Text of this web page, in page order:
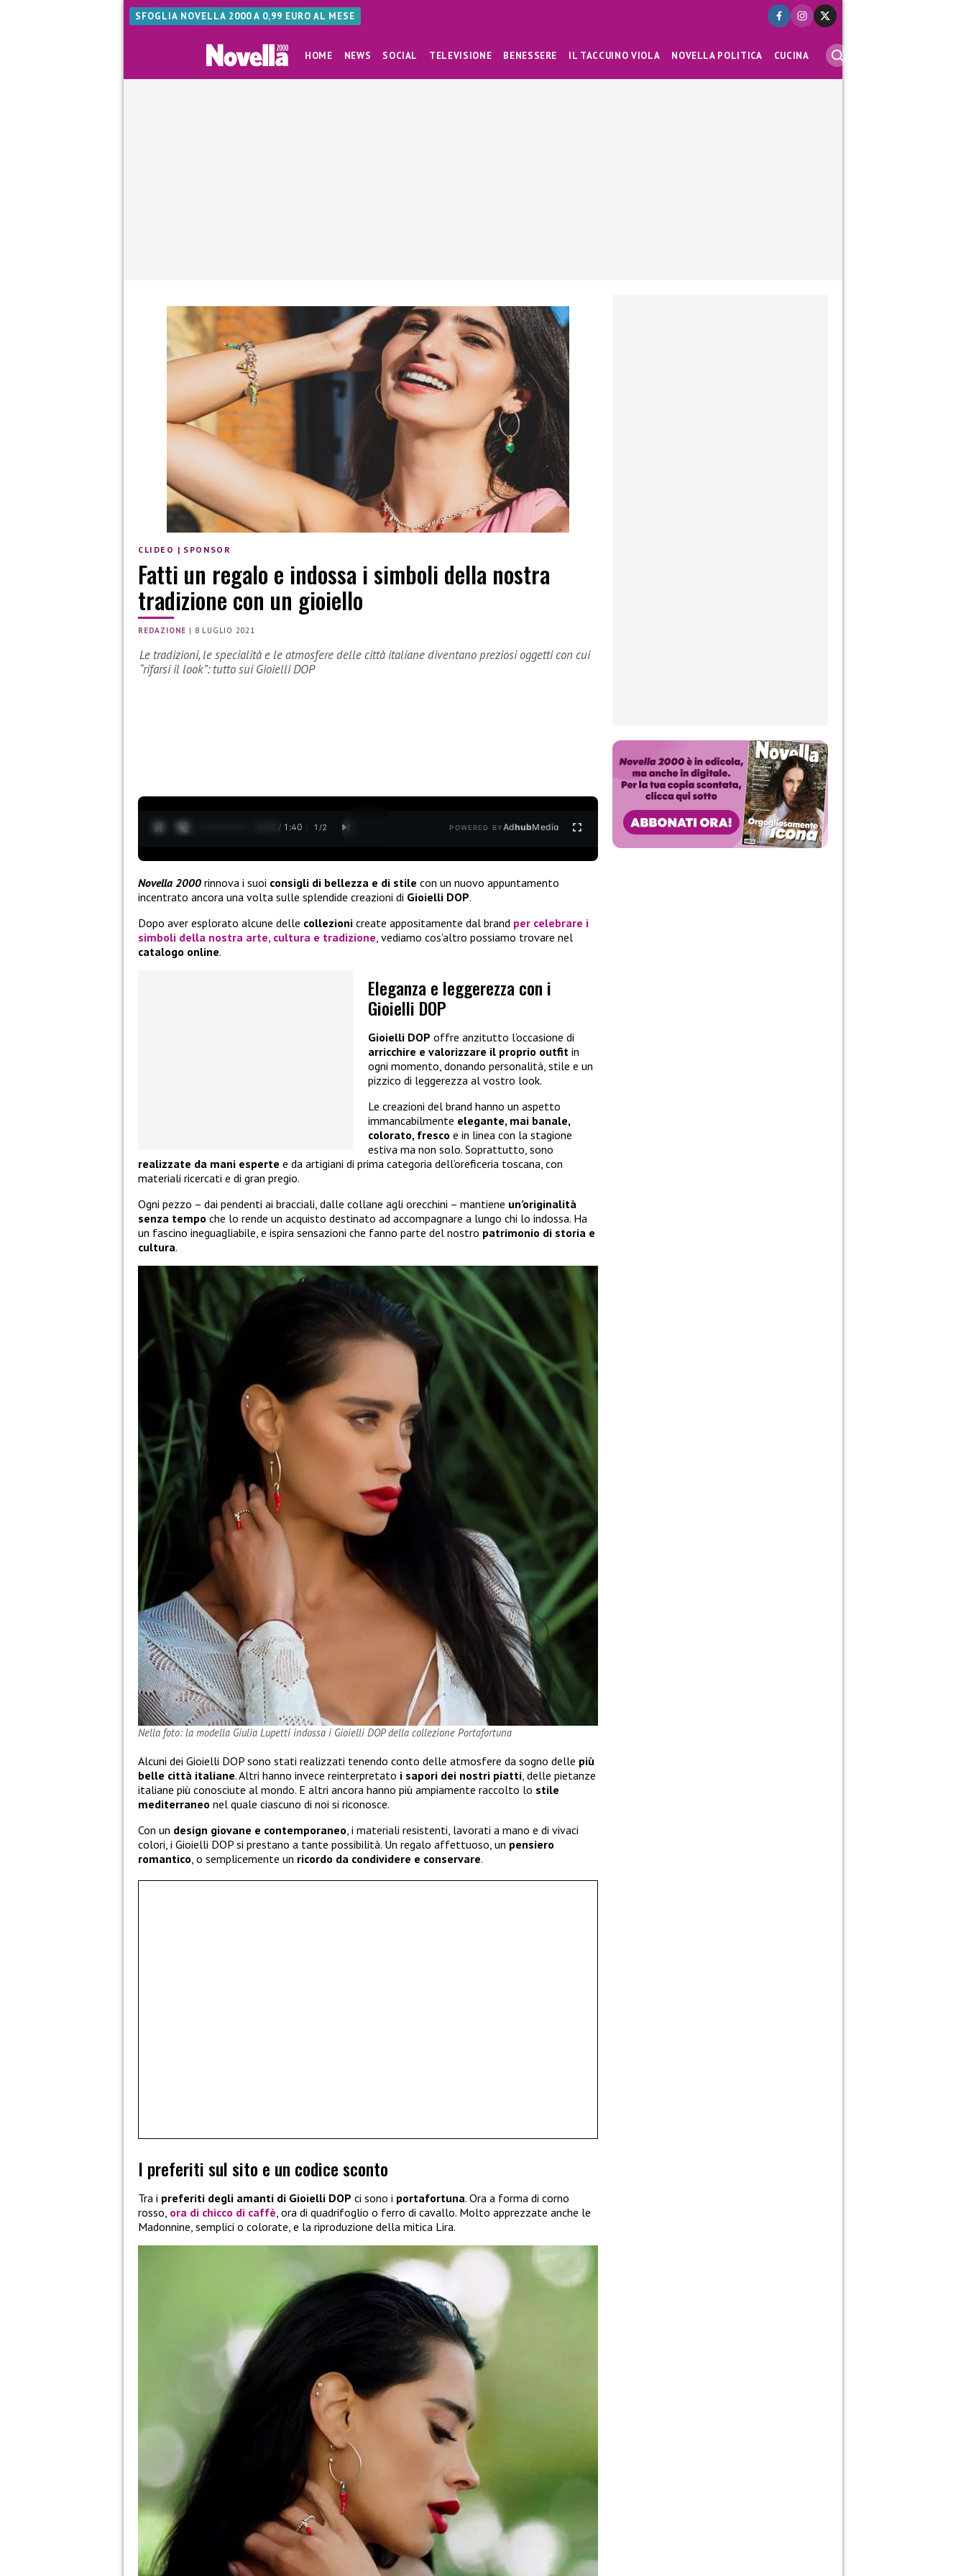
SFOGLIA NOVELLA 2000 A 0,99 EURO AL MESE
HOME NEWS SOCIAL TELEVISIONE BENESSERE IL TACCUINO VIOLA NOVELLA POLITICA CUCINA
CLIDEO | SPONSOR
Fatti un regalo e indossa i simboli della nostra
tradizione con un gioiello
REDAZIONE | 8 LUGLIO 2021
Le tradizioni, le specialità e le atmosfere delle città italiane diventano preziosi oggetti con cui
“rifarsi il look”: tutto sui Gioielli DOP
0:13 / 1:40 1 /2 POWERED BYAdhubMedia
Novella 2000 rinnova i suoi consigli di bellezza e di stile con un nuovo appuntamento
incentrato ancora una volta sulle splendide creazioni di Gioielli DOP.
Dopo aver esplorato alcune delle collezioni create appositamente dal brand per celebrare i
simboli della nostra arte, cultura e tradizione , vediamo cos’altro possiamo trovare nel
catalogo online.
Eleganza e leggerezza con i
Gioielli DOP
Gioielli DOP offre anzitutto l’occasione di
arricchire e valorizzare il proprio outfit in
ogni momento, donando personalità, stile e un
pizzico di leggerezza al vostro look.
Le creazioni del brand hanno un aspetto
immancabilmente elegante, mai banale,
colorato, fresco e in linea con la stagione
estiva ma non solo. Soprattutto, sono
realizzate da mani esperte e da artigiani di prima categoria dell’oreficeria toscana, con
materiali ricercati e di gran pregio.
Ogni pezzo – dai pendenti ai bracciali, dalle collane agli orecchini – mantiene un’originalità
senza tempo che lo rende un acquisto destinato ad accompagnare a lungo chi lo indossa. Ha
un fascino ineguagliabile, e ispira sensazioni che fanno parte del nostro patrimonio di storia e
cultura.
Nella foto: la modella Giulia Lupetti indossa i Gioielli DOP della collezione Portafortuna
Alcuni dei Gioielli DOP sono stati realizzati tenendo conto delle atmosfere da sogno delle più
belle città italiane. Altri hanno invece reinterpretato i sapori dei nostri piatti, delle pietanze
italiane più conosciute al mondo. E altri ancora hanno più ampiamente raccolto lo stile
mediterraneo nel quale ciascuno di noi si riconosce.
Con un design giovane e contemporaneo, i materiali resistenti, lavorati a mano e di vivaci
colori, i Gioielli DOP si prestano a tante possibilità. Un regalo affettuoso, un pensiero
romantico, o semplicemente un ricordo da condividere e conservare.
I preferiti sul sito e un codice sconto
Tra i preferiti degli amanti di Gioielli DOP ci sono i portafortuna. Ora a forma di corno
rosso, ora di chicco di caffè , ora di quadrifoglio o ferro di cavallo. Molto apprezzate anche le
Madonnine, semplici o colorate, e la riproduzione della mitica Lira.